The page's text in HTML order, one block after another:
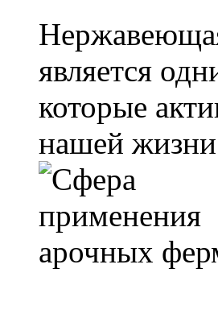
является
которые
нашей